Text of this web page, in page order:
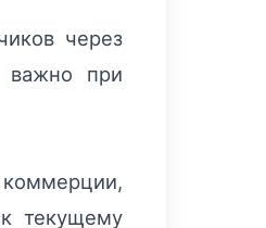
через
важно при
текущему